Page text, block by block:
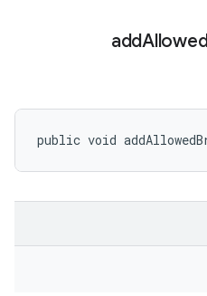
add
public void